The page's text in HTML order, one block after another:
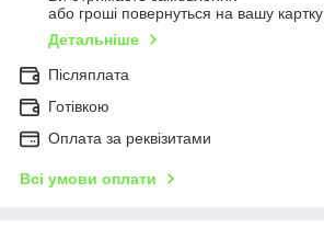
або гроші повернуться на вашу картку
Детальніше
Післяплата
Готівкою
Оплата за реквізитами
Всі умови оплати